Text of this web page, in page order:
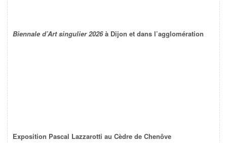
Biennale d’Art singulier 2026à Dijon et dans l’agglomération
Exposition Pascal Lazzarotti au Cèdre de Chenôve